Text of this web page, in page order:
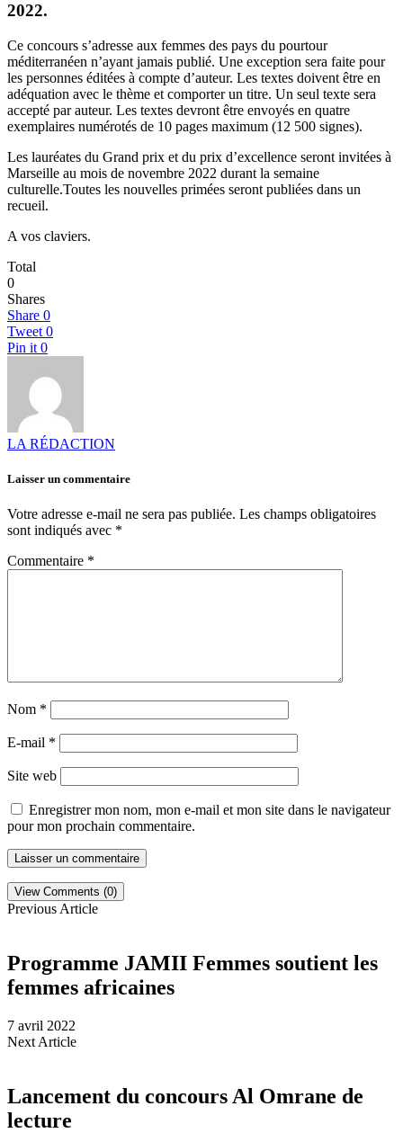
2022.
Ce concours s’adresse aux femmes des pays du pourtour
méditerranéen n’ayant jamais publié. Une exception sera faite pour
les personnes éditées à compte d’auteur. Les textes doivent être en
adéquation avec le thème et comporter un titre. Un seul texte sera
accepté par auteur. Les textes devront être envoyés en quatre
exemplaires numérotés de 10 pages maximum (12 500 signes).
Les lauréates du Grand prix et du prix d’excellence seront invitées à
Marseille au mois de novembre 2022 durant la semaine
culturelle.Toutes les nouvelles primées seront publiées dans un
recueil.
A vos claviers.
Total
0
Shares
Share 0
Tweet 0
Pin it 0
LA RÉDACTION
Laisser un commentaire
Votre adresse e-mail ne sera pas publiée. Les champs obligatoires
sont indiqués avec *
Commentaire *
Nom *
E-mail *
Site web
Enregistrer mon nom, mon e-mail et mon site dans le navigateur
pour mon prochain commentaire.
View Comments (0)
Previous Article
Programme JAMII Femmes soutient les
femmes africaines
7 avril 2022
Next Article
Lancement du concours Al Omrane de
lecture